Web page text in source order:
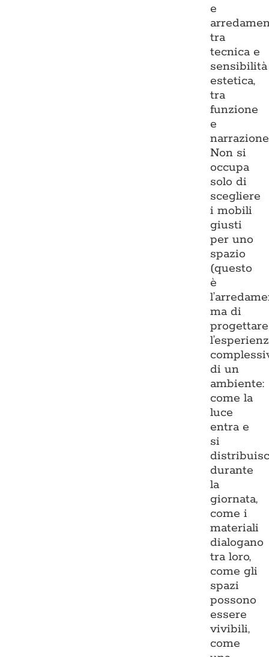
e
tra
tecnica e
sensibilità
estetica,
tra
funzione
e
Non si
occupa
solo di
scegliere
i mobili
giusti
per uno
spazio
(questo
è
ma di
progettare
di un
ambiente:
come la
luce
entra e
si
durante
la
giornata,
come i
materiali
dialogano
tra loro,
come gli
spazi
possono
essere
vivibili,
come